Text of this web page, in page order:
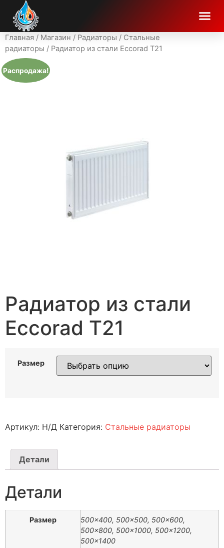
Главная / Магазин / Радиаторы / Стальные
радиаторы / Радиатор из стали Eccorad T21
Распродажа!
Радиатор из стали
Eccorad T21
Размер
Артикул: Н/Д Категория: Стальные радиаторы
Детали
Детали
Размер
500×400, 500×500, 500×600,
500×800, 500×1000, 500×1200,
500×1400